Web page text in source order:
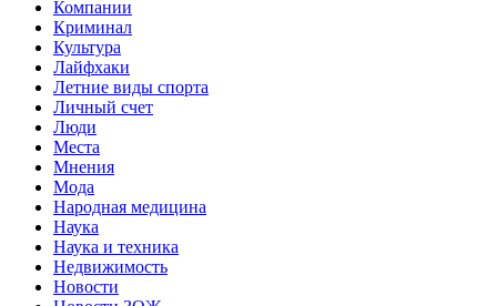
Компании
Криминал
Культура
Лайфхаки
Летние виды спорта
Личный счет
Люди
Места
Мнения
Мода
Народная медицина
Наука
Наука и техника
Недвижимость
Новости